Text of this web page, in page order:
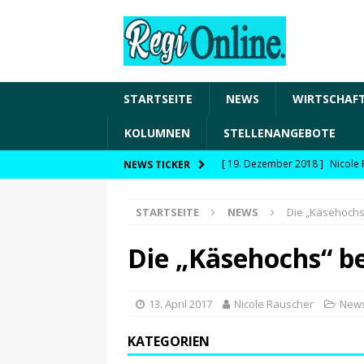
STARTSEITE NEWS
KOLUMNEN STELLENANGEBOTE
NEWS TICKER [ 19. Dezember 2018 ] Nicole
WIRTSCHAFT
[ 19. Dezember 2018 ] Nicole
förderfähige Handlungsfelder
[ 30. Dezember 2020 ] FDP
STARTSEITE NEWS Die
Die „Käsehochs“
13. April 2017 Nicole Rauscher
KATEGORIEN